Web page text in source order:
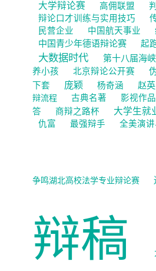
大学辩论赛 高佣联盟
辩论口才训练与实用技巧
民营企业
中国航天事业
中国青少年德语辩论赛 起
大数据时代 第十八届海
养小孩
北京辩论公开赛
下套
庞颖 杨奇涵 赵
辩流程
古典名著 影视作品
答
商辩之路杯 大学生就
仇富
最强辩手 全美演
争鸣湖北高校法学专业辩论赛
辩稿